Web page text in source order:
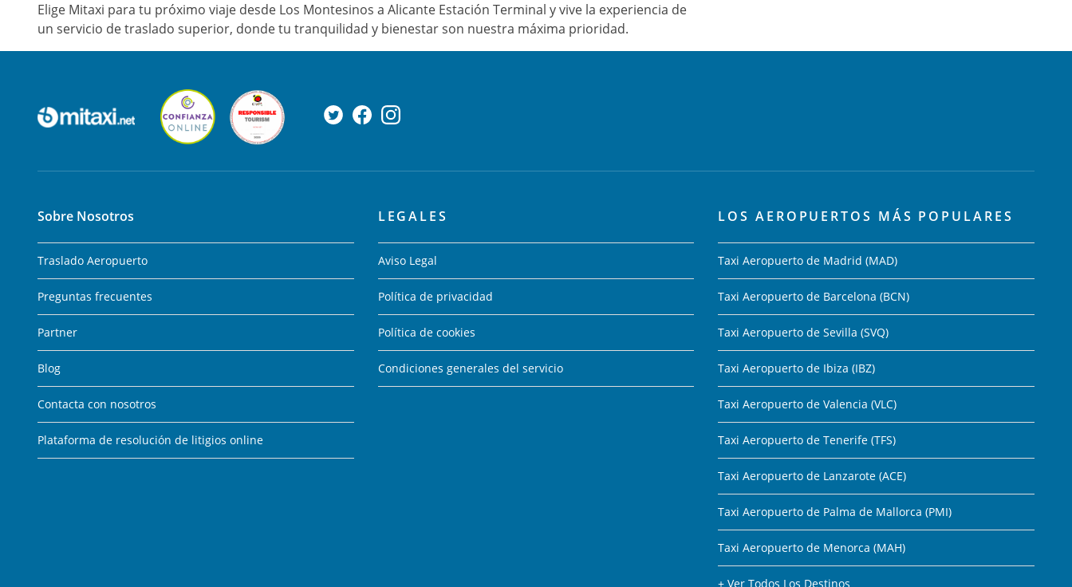
Elige Mitaxi para tu próximo viaje desde Los Montesinos a Alicante Estación Terminal y vive la experiencia de
un servicio de traslado superior, donde tu tranquilidad y bienestar son nuestra máxima prioridad.
Sobre Nosotros
Traslado Aeropuerto
Preguntas frecuentes
Partner
Blog
Contacta con nosotros
Plataforma de resolución de litigios online
LEGALES
Aviso Legal
Política de privacidad
Política de cookies
Condiciones generales del servicio
LOS AEROPUERTOS MÁS POPULARES
Taxi Aeropuerto de Madrid (MAD)
Taxi Aeropuerto de Barcelona (BCN)
Taxi Aeropuerto de Sevilla (SVQ)
Taxi Aeropuerto de Ibiza (IBZ)
Taxi Aeropuerto de Valencia (VLC)
Taxi Aeropuerto de Tenerife (TFS)
Taxi Aeropuerto de Lanzarote (ACE)
Taxi Aeropuerto de Palma de Mallorca (PMI)
Taxi Aeropuerto de Menorca (MAH)
+ Ver Todos Los Destinos